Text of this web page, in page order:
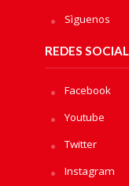
Sìguenos
REDES
Facebook
Youtube
Twitter
Instagram